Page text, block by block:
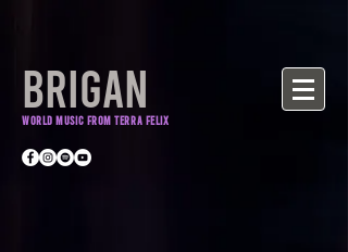
BRIGAN
World Music from Terra Felix